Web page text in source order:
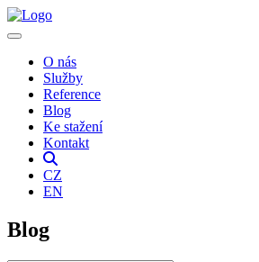
O nás
Služby
Reference
Blog
Ke stažení
Kontakt
CZ
EN
Blog